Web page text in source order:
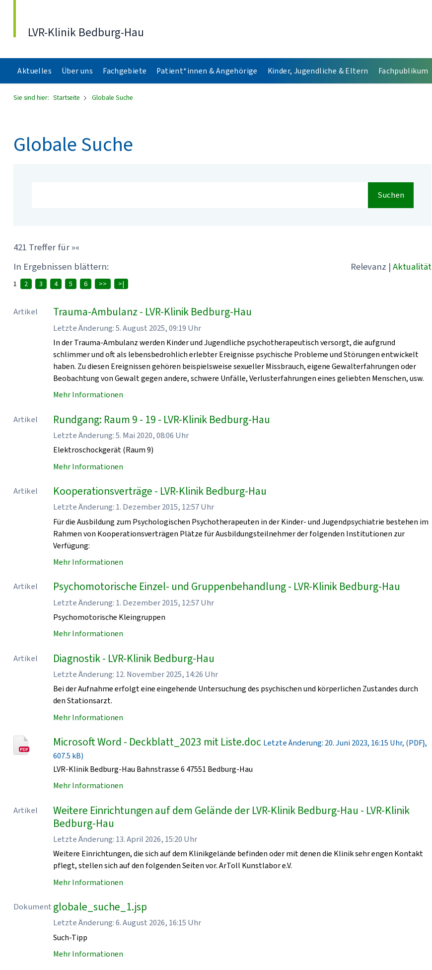
LVR-Klinik Bedburg-Hau
Aktuelles Über uns Fachgebiete Patient*innen & Angehörige Kinder, Jugendliche & Eltern Fachpublikum
Sie sind hier: Startseite Globale Suche
Globale Suche
Suchen
421 Treffer für »«
In Ergebnissen blättern:
Relevanz | Aktualität
1 2 3 4 5 6 >> >|
Artikel Trauma-Ambulanz - LVR-Klinik Bedburg-Hau
Letzte Änderung: 5. August 2025, 09:19 Uhr
In der Trauma-Ambulanz werden Kinder und Jugendliche psychotherapeutisch versorgt, die aufgrund
schlimmer und oft als lebensbedrohlich erlebter Ereignisse psychische Probleme und Störungen entwickelt
haben. Zu diesen Ereignissen gehören beispielsweise sexueller Missbrauch, eigene Gewalterfahrungen oder
Beobachtung von Gewalt gegen andere, schwere Unfälle, Verlusterfahrungen eines geliebten Menschen, usw.
Mehr Informationen
Artikel Rundgang: Raum 9 - 19 - LVR-Klinik Bedburg-Hau
Letzte Änderung: 5. Mai 2020, 08:06 Uhr
Elektroschockgerät (Raum 9)
Mehr Informationen
Artikel Kooperationsverträge - LVR-Klinik Bedburg-Hau
Letzte Änderung: 1. Dezember 2015, 12:57 Uhr
Für die Ausbildung zum Psychologischen Psychotherapeuten in der Kinder- und Jugendpsychiatrie bestehen im
Rahmen von Kooperationsverträgen Plätze für Ausbildungsteilnehmer der folgenden Institutionen zur
Verfügung:
Mehr Informationen
Artikel Psychomotorische Einzel- und Gruppenbehandlung - LVR-Klinik Bedburg-Hau
Letzte Änderung: 1. Dezember 2015, 12:57 Uhr
Psychomotorische Kleingruppen
Mehr Informationen
Artikel Diagnostik - LVR-Klinik Bedburg-Hau
Letzte Änderung: 12. November 2025, 14:26 Uhr
Bei der Aufnahme erfolgt eine eingehende Untersuchung des psychischen und körperlichen Zustandes durch
den Stationsarzt.
Mehr Informationen
Microsoft Word - Deckblatt_2023 mit Liste.doc Letzte Änderung: 20. Juni 2023, 16:15 Uhr, (PDF},
607.5 kB)
LVR-Klinik Bedburg-Hau Bahnstrasse 6 47551 Bedburg-Hau
Mehr Informationen
Artikel
Weitere Einrichtungen auf dem Gelände der LVR-Klinik Bedburg-Hau - LVR-Klinik
Bedburg-Hau
Letzte Änderung: 13. April 2026, 15:20 Uhr
Weitere Einrichtungen, die sich auf dem Klinikgelände befinden oder mit denen die Klinik sehr engen Kontakt
pflegt, stellen sich auf den folgenden Seiten vor. ArToll Kunstlabor e.V.
Mehr Informationen
Dokument globale_suche_1.jsp
Letzte Änderung: 6. August 2026, 16:15 Uhr
Such-Tipp
Mehr Informationen